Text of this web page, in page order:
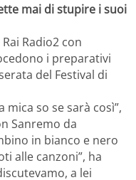
mai di stupire i suoi
Radio2 con
i preparativi
del Festival di
so se sarà così”,
Sanremo da
in bianco e nero
alle canzoni”, ha
a lei